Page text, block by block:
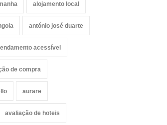
alojamento local
antónio josé duarte
acessível
de compra
aurare
avaliação de hoteis